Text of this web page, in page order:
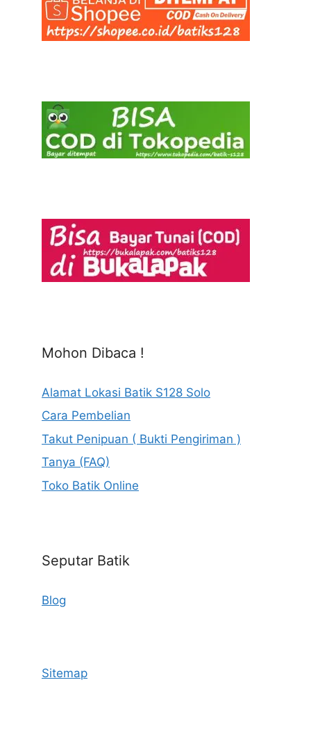
Mohon Dibaca !
Alamat Lokasi Batik S128 Solo
Cara Pembelian
Takut Penipuan ( Bukti Pengiriman )
Tanya (FAQ)
Toko Batik Online
Seputar Batik
Blog
Sitemap